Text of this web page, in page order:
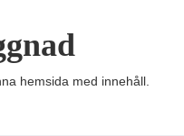
hemsida med innehåll.